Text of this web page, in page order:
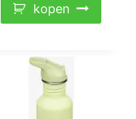
kopen